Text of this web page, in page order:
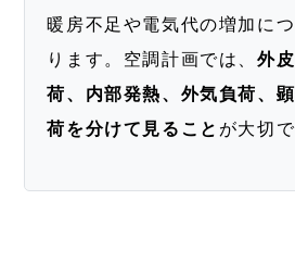
暖房不足や電気代の増加に
ります。空調計画では、外
荷、内部発熱、外気負荷、
荷を分けて見ること が大切で